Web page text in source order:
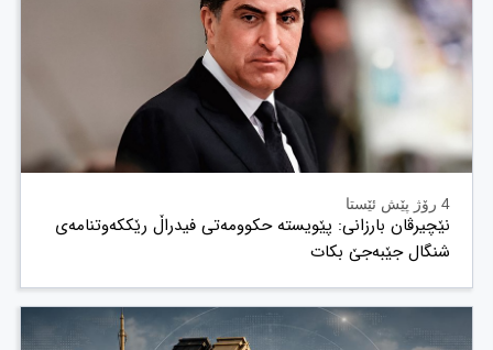
4 رۆژ پێش ئێستا
نێچیرڤان بارزانی: پێویستە حکوومەتی فیدراڵ رێککەوتنامەی
شنگال جێبەجێ بکات